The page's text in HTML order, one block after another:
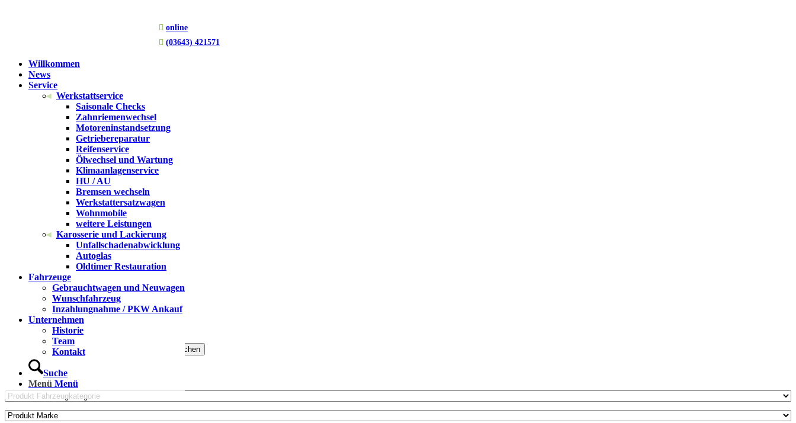
 online
 (03643) 421571
Willkommen
News
Service
Werkstattservice
Saisonale Checks
Zahnriemenwechsel
Motoreninstandsetzung
Getriebereparatur
Reifenservice
Ölwechsel und Wartung
Klimaanlagenservice
HU / AU
Bremsen wechseln
Werkstattersatzwagen
Wohnmobile
weitere Leistungen
Karosserie und Lackierung
Unfallschadenabwicklung
Autoglas
Oldtimer Restauration
Fahrzeuge
Gebrauchtwagen und Neuwagen
Wunschfahrzeug
Inzahlungnahme / PKW Ankauf
Unternehmen
Historie
Team
Kontakt
Suche
Menü Menü
Du bist hier: Startseite
19000 km
Sortieren nachStandard
Standard
Benutzerdefiniert
Name
Beliebtheit (Sales)
Durchschnittliche Bewertung
Relevanz
Zufall
Artikelnummer
15 Produkte pro Seite
15 Produkte pro Seite
30 Produkte pro Seite
45 Produkte pro Seite
VW up!
12.400,00€
Suchen nach: Suchen
Detailsuche